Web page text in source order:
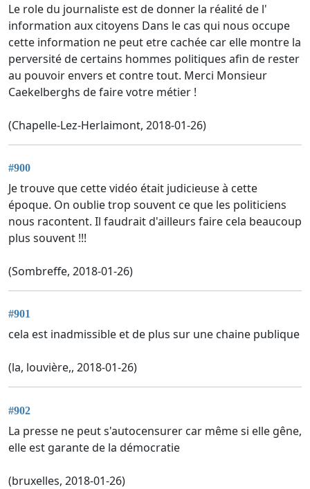
Le role du journaliste est de donner la réalité de l'
information aux citoyens Dans le cas qui nous occupe
cette information ne peut etre cachée car elle montre la
perversité de certains hommes politiques afin de rester
au pouvoir envers et contre tout. Merci Monsieur
Caekelberghs de faire votre métier !
(Chapelle-Lez-Herlaimont, 2018-01-26)
#900
Je trouve que cette vidéo était judicieuse à cette
époque. On oublie trop souvent ce que les politiciens
nous racontent. Il faudrait d'ailleurs faire cela beaucoup
plus souvent !!!
(Sombreffe, 2018-01-26)
#901
cela est inadmissible et de plus sur une chaine publique
(la, louvière,, 2018-01-26)
#902
La presse ne peut s'autocensurer car même si elle gêne,
elle est garante de la démocratie
(bruxelles, 2018-01-26)